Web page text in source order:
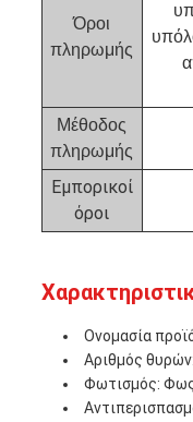
Όροι
πληρωμής
Μέθοδος
πληρωμής
Εμπορικοί
όροι
Ονομασία
Αριθμός
Φωτισμός: Φως